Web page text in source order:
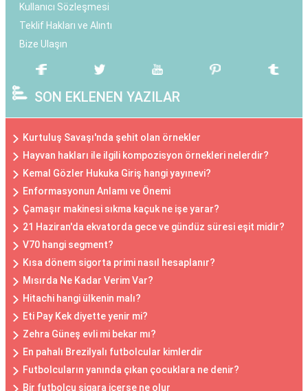
Kullanıcı Sözleşmesi
Teklif Hakları ve Alıntı
Bize Ulaşın
SON EKLENEN YAZILAR
Kurtuluş Savaşı'nda şehit olan örnekler
Hayvan hakları ile ilgili kompozisyon örnekleri nelerdir?
Kemal Gözler Hukuka Giriş hangi yayınevi?
Enformasyonun Anlamı ve Önemi
Çamaşır makinesi sıkma kaçuk ne işe yarar?
21 Haziran'da ekvatorda gece ve gündüz süresi eşit midir?
V70 hangi segment?
Kısa dönem sigorta primi nasıl hesaplanır?
Mısırda Ne Kadar Verim Var?
Hitachi hangi ülkenin malı?
Eti Pay Kek diyette yenir mi?
Zehra Güneş evli mi bekar mı?
En pahalı Brezilyalı futbolcular kimlerdir
Futbolcuların yanında çıkan çocuklara ne denir?
Bir futbolcu sigara içerse ne olur